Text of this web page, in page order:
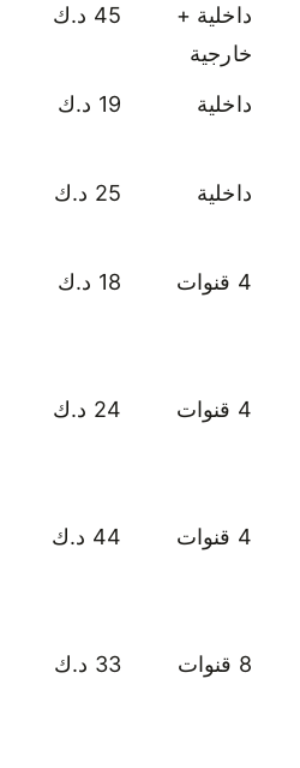
داخلية +
خارجية
45 د.ك
داخلية 19 د.ك
داخلية 25 د.ك
4 قنوات 18 د.ك
4 قنوات 24 د.ك
4 قنوات 44 د.ك
8 قنوات 33 د.ك